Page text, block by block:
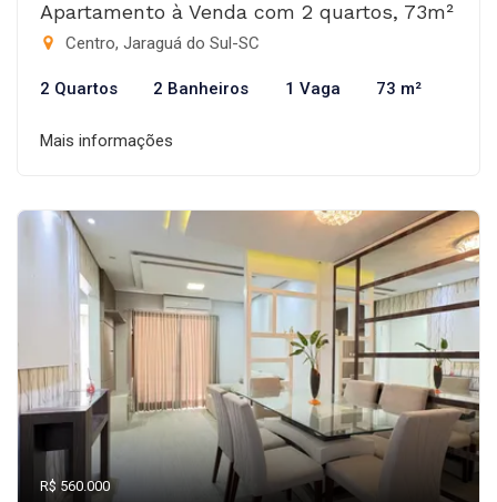
Apartamento à Venda com 2 quartos, 73m²
Centro, Jaraguá do Sul-SC
2 Quartos 2 Banheiros 1 Vaga 73 m²
Mais informações
R$ 560.000